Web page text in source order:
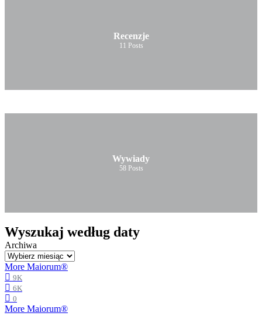
Recenzje
11 Posts
Wywiady
58 Posts
Wyszukaj według daty
Archiwa
More Maiorum®
9K
6K
0
More Maiorum®